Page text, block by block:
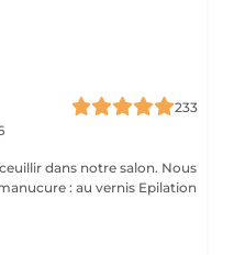
233
dans notre salon. Nous